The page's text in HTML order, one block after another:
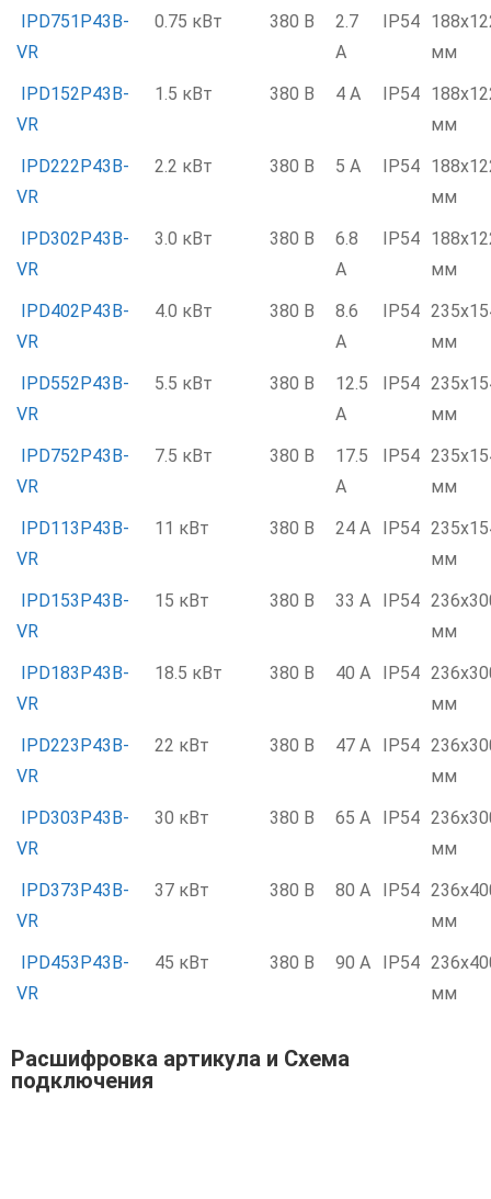
IPD751P43B-
VR
0.75 кВт 380 В
2.7
А
IP54
мм
IPD152P43B-
VR
1.5 кВт 380 В 4 А IP54
мм
IPD222P43B-
VR
2.2 кВт 380 В 5 А IP54
мм
IPD302P43B-
VR
3.0 кВт 380 В
6.8
А
IP54
мм
IPD402P43B-
VR
4.0 кВт 380 В
8.6
А
IP54
мм
IPD552P43B-
VR
5.5 кВт 380 В
12.5
А
IP54
мм
IPD752P43B-
VR
7.5 кВт 380 В
17.5
А
IP54
мм
IPD113P43B-
VR
11 кВт 380 В 24 А IP54
мм
IPD153P43B-
VR
15 кВт 380 В 33 А IP54
мм
IPD183P43B-
VR
18.5 кВт 380 В 40 А IP54
мм
IPD223P43B-
VR
22 кВт 380 В 47 А IP54
мм
IPD303P43B-
VR
30 кВт 380 В 65 А IP54
мм
IPD373P43B-
VR
37 кВт 380 В 80 А IP54
мм
IPD453P43B-
VR
45 кВт 380 В 90 А IP54
мм
Расшифровка артикула и Схема
подключения